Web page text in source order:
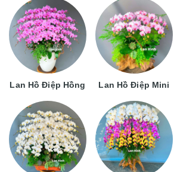
Lan Hồ Điệp Hồng Lan Hồ Điệp Mini